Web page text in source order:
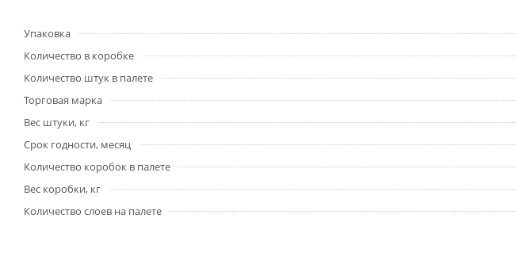
Упаковка
Количество в коробке
Количество штук в палете
Торговая марка
Вес штуки, кг
Срок годности, месяц
Количество коробок в палете
Вес коробки, кг
Количество слоев на палете